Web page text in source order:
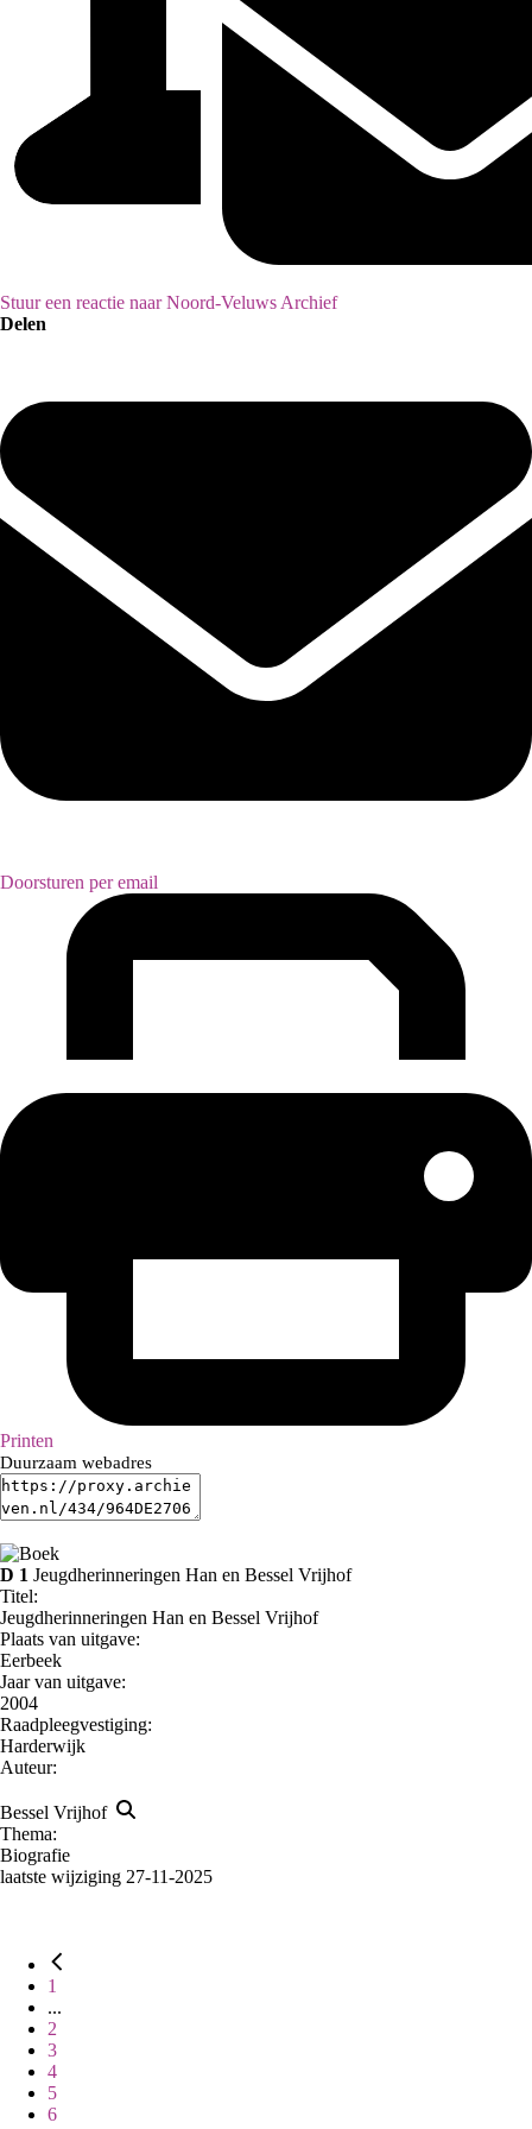
Stuur een reactie naar Noord-Veluws Archief
Delen
Doorsturen per email
Printen
Duurzaam webadres
D 1 Jeugdherinneringen Han en Bessel Vrijhof
Titel:
Jeugdherinneringen Han en Bessel Vrijhof
Plaats van uitgave:
Eerbeek
Jaar van uitgave:
2004
Raadpleegvestiging:
Harderwijk
Auteur:
Bessel Vrijhof
Thema:
Biografie
laatste wijziging 27-11-2025
1
...
2
3
4
5
6